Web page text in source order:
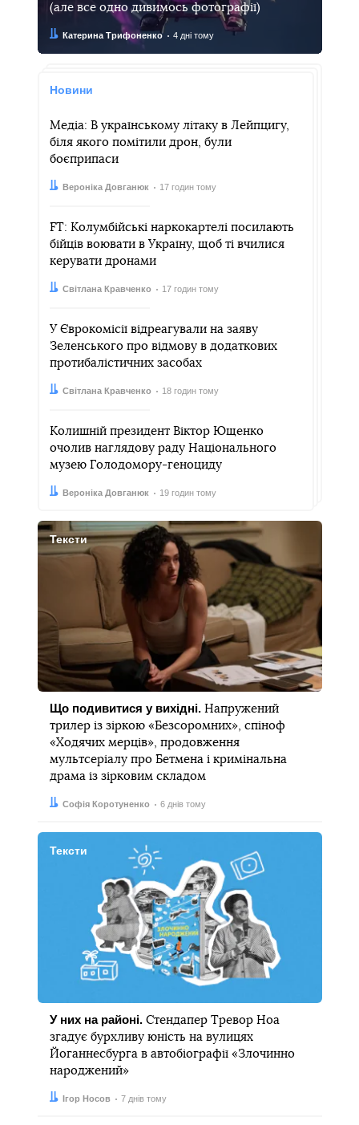
(але все одно дивимось фотографії)
Автор:
Катерина Трифоненко
Дата: 4 дні тому
Новини
Медіа: В українському літаку в Лейпцигу,
біля якого помітили дрон, були
боєприпаси
Автор:
Вероніка Довганюк
Дата: 17 годин тому
FT: Колумбійські наркокартелі посилають
бійців воювати в Україну, щоб ті вчилися
керувати дронами
Автор:
Світлана Кравченко
Дата: 17 годин тому
У Єврокомісії відреагували на заяву
Зеленського про відмову в додаткових
протибалістичних засобах
Автор:
Світлана Кравченко
Дата: 18 годин тому
Колишній президент Віктор Ющенко
очолив наглядову раду Національного
музею Голодомору-геноциду
Автор:
Вероніка Довганюк
Дата: 19 годин тому
Тексти
Що подивитися у вихідні. Напружений
трилер із зіркою «Безсоромних», спіноф
«Ходячих мерців», продовження
мультсеріалу про Бетмена і кримінальна
драма із зірковим складом
Автор:
Софія Коротуненко
Дата: 6 днів тому
Тексти
У них на районі.Стендапер Тревор Ноа
згадує бурхливу юність на вулицях
Йоганнесбурга в автобіографії «Злочинно
народжений»
Автор:
Ігор Носов
Дата: 7 днів тому